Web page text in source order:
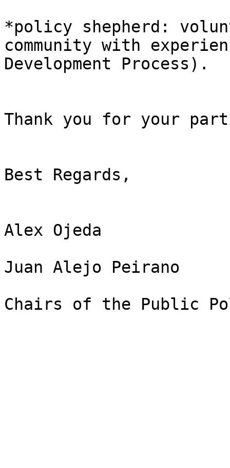
*policy shepherd:
community with
Development Process).
Thank you for your
Best Regards,
Alex Ojeda
Juan Alejo Peirano
Chairs of the Public